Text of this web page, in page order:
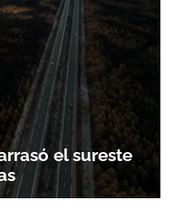
el sureste